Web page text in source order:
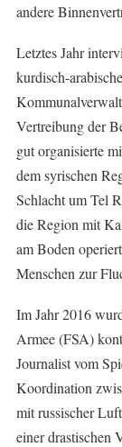
andere
Letztes Jahr
kurdisch-
Vertreibung der
gut organisierte
dem syrischen
Schlacht um Tel
die Region mit
am Boden
Menschen zur
Im Jahr 2016
Armee (FSA)
Journalist vom
Koordination
mit russischer
einer drastischen